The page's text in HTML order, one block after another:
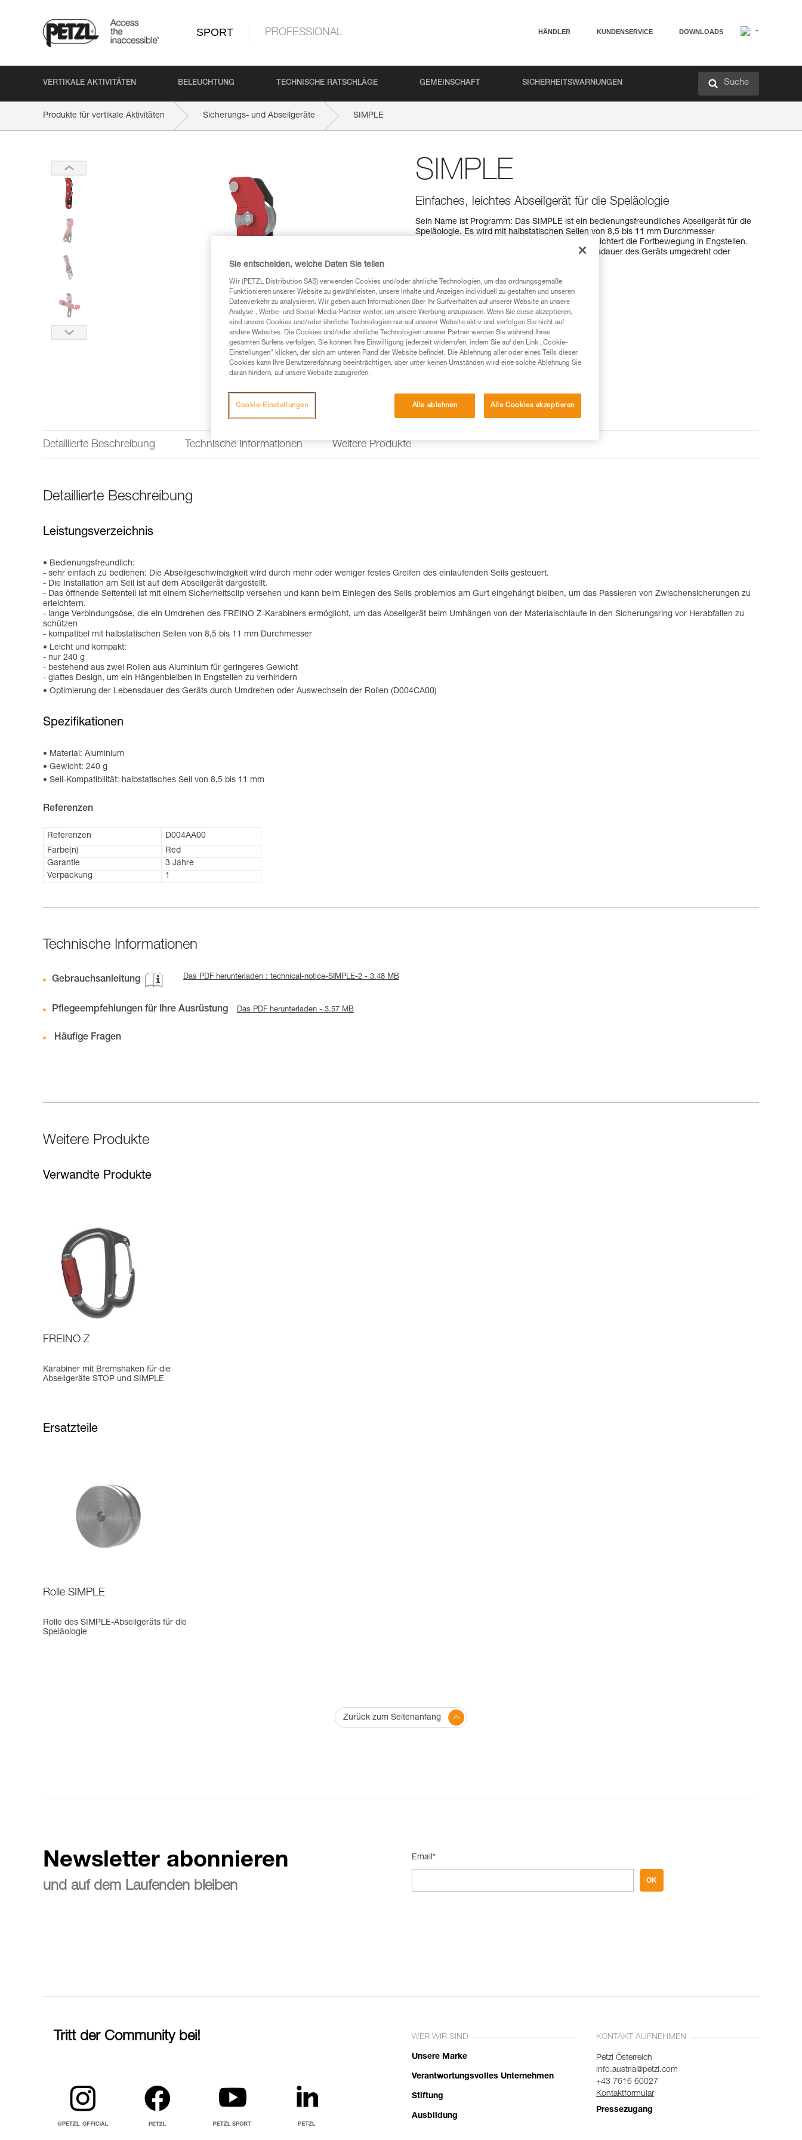
SPORT PROFESSIONAL HÄNDLER KUNDENSERVICE DOWNLOADS
VERTIKALE AKTIVITÄTEN BELEUCHTUNG TECHNISCHE RATSCHLÄGE GEMEINSCHAFT SICHERHEITSWARNUNGEN Suche
Produkte für vertikale Aktivitäten Sicherungs- und Abseilgeräte SIMPLE
SIMPLE
Einfaches, leichtes Abseilgerät für die Speläologie
Sein Name ist Programm: Das SIMPLE ist ein bedienungsfreundliches Abseilgerät für die
Speläologie. Es wird mit halbstatischen Seilen von 8,5 bis 11 mm Durchmesser
verwendet. Sein kompaktes, leichtes Design erleichtert die Fortbewegung in Engstellen.
Die Rollen können für eine längere Verwendungsdauer des Geräts umgedreht oder
Einen Händler finden
Detaillierte Beschreibung Technische Informationen Weitere Produkte
Detaillierte Beschreibung
Leistungsverzeichnis
Bedienungsfreundlich:
- sehr einfach zu bedienen: Die Abseilgeschwindigkeit wird durch mehr oder weniger festes Greifen des einlaufenden Seils gesteuert.
- Die Installation am Seil ist auf dem Abseilgerät dargestellt.
- Das öffnende Seitenteil ist mit einem Sicherheitsclip versehen und kann beim Einlegen des Seils problemlos am Gurt eingehängt bleiben, um das Passieren von Zwischensicherungen zu
erleichtern.
- lange Verbindungsöse, die ein Umdrehen des FREINO Z-Karabiners ermöglicht, um das Abseilgerät beim Umhängen von der Materialschlaufe in den Sicherungsring vor Herabfallen zu
schützen
- kompatibel mit halbstatischen Seilen von 8,5 bis 11 mm Durchmesser
Leicht und kompakt:
- nur 240 g
- bestehend aus zwei Rollen aus Aluminium für geringeres Gewicht
- glattes Design, um ein Hängenbleiben in Engstellen zu verhindern
Optimierung der Lebensdauer des Geräts durch Umdrehen oder Auswechseln der Rollen (D004CA00)
Spezifikationen
Material: Aluminium
Gewicht: 240 g
Seil-Kompatibilität: halbstatisches Seil von 8,5 bis 11 mm
Referenzen
Referenzen
D004AA00
Farbe(n)
Red
Garantie
3 Jahre
Verpackung
1
Technische Informationen
Gebrauchsanleitung Das PDF herunterladen : technical-notice-SIMPLE-2 - 3.48 MB
Pflegeempfehlungen für Ihre Ausrüstung Das PDF herunterladen - 3.57 MB
Häufige Fragen
Weitere Produkte
Verwandte Produkte
FREINO Z
Karabiner mit Bremshaken für die
Abseilgeräte STOP und SIMPLE
Ersatzteile
Rolle SIMPLE
Rolle des SIMPLE-Abseilgeräts für die
Speläologie
Zurück zum Seitenanfang
Newsletter abonnieren
und auf dem Laufenden bleiben
Email*
OK
Tritt der Community bei! WER WIR SIND
Unsere Marke
Verantwortungsvolles Unternehmen
Stiftung
Ausbildung
KONTAKT AUFNEHMEN
Petzl Österreich
info.austria@petzl.com
+43 7616 60027
Kontaktformular
Pressezugang
Sie entscheiden, welche Daten Sie teilen
Wir (PETZL Distribution SAS) verwenden Cookies und/oder ähnliche Technologien, um das ordnungsgemäße
Funktionieren unserer Website zu gewährleisten, unsere Inhalte und Anzeigen individuell zu gestalten und unseren
Datenverkehr zu analysieren. Wir geben auch Informationen über Ihr Surfverhalten auf unserer Website an unsere
Analyse-, Werbe- und Social-Media-Partner weiter, um unsere Werbung anzupassen. Wenn Sie diese akzeptieren,
sind unsere Cookies und/oder ähnliche Technologien nur auf unserer Website aktiv und verfolgen Sie nicht auf
andere Websites. Die Cookies und/oder ähnliche Technologien unserer Partner werden Sie während Ihres
gesamten Surfens verfolgen. Sie können Ihre Einwilligung jederzeit widerrufen, indem Sie auf den Link „Cookie-
Einstellungen“ klicken, der sich am unteren Rand der Website befindet. Die Ablehnung aller oder eines Teils dieser
Cookies kann Ihre Benutzererfahrung beeinträchtigen, aber unter keinen Umständen wird eine solche Ablehnung Sie
daran hindern, auf unsere Website zuzugreifen.
Alle ablehnen Alle Cookies akzeptieren
Cookie-Einstellungen